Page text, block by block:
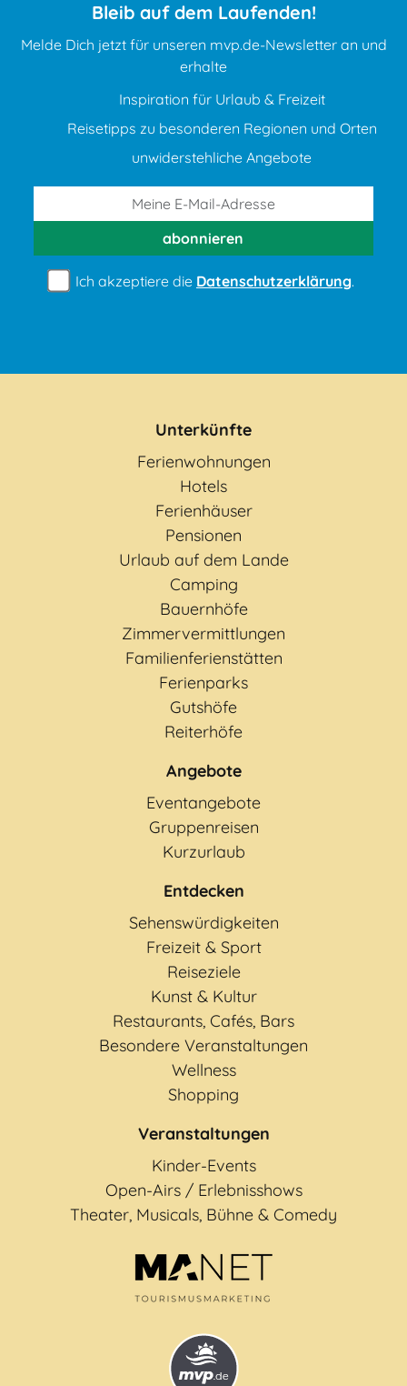
Bleib auf dem Laufenden!
Melde Dich jetzt für unseren mvp.de-Newsletter an und
erhalte
Inspiration für Urlaub & Freizeit
Reisetipps zu besonderen Regionen und Orten
unwiderstehliche Angebote
abonnieren
Ich akzeptiere die Datenschutzerklärung.
Unterkünfte
Ferienwohnungen
Hotels
Ferienhäuser
Pensionen
Urlaub auf dem Lande
Camping
Bauernhöfe
Zimmervermittlungen
Familienferienstätten
Ferienparks
Gutshöfe
Reiterhöfe
Angebote
Eventangebote
Gruppenreisen
Kurzurlaub
Entdecken
Sehenswürdigkeiten
Freizeit & Sport
Reiseziele
Kunst & Kultur
Restaurants, Cafés, Bars
Besondere Veranstaltungen
Wellness
Shopping
Veranstaltungen
Kinder-Events
Open-Airs / Erlebnisshows
Theater, Musicals, Bühne & Comedy